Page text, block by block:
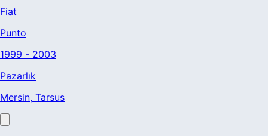
Fiat
Punto
1999 - 2003
Pazarlık
Mersin, Tarsus